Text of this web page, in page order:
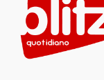
content